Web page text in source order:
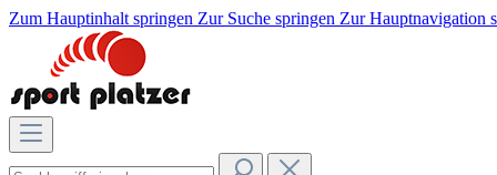
Zum Hauptinhalt springen Zur Suche springen Zur Hauptnavigation